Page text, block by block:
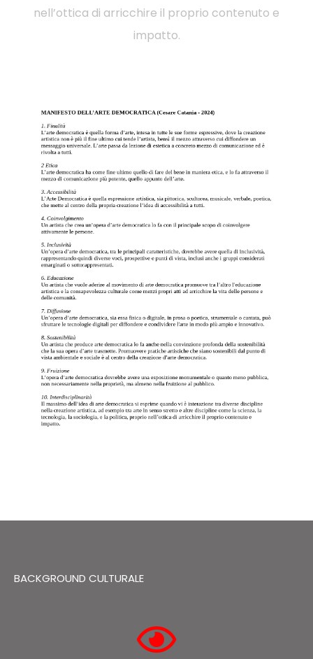
nell’ottica di arricchire il proprio contenuto e
impatto.
BACKGROUND CULTURALE